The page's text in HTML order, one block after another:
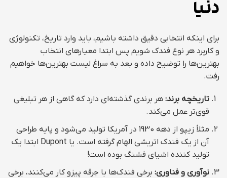
دنیا
برای اینکه انتخابی دقیق داشته باشیم، باید وارد تاریخ، تکنولوژی
و کاربرد هر نوع فندک شویم پس ابتدا معیارهای انتخاب
بهترین‌ها را توضیح داده و بعد به سراغ لیست بهترین‌ها خواهیم
رفت.
تاریخچه برند: هر برندی گذشته‌ای دارد که گاهی از هر تبلیغی
قوی‌تر عمل می‌کند.
مثلاً زیپو از دهه 1930 در آمریکا تولید می‌شود و پایه طراحی
آن از یک فندک اتریشی الهام گرفته است. یا Dupont ابتدا یک
تولید کننده اشیای فشنگ بوده است!
نوآوری و فناوری: برخی فندک‌ها با جرقه پیزو کار می‌کنند، برخی